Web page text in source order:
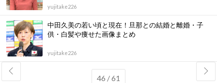
yujitake226
中田久美の若い頃と現在！旦那との結婚と離婚・子
供・白髪や痩せた画像まとめ
yujitake226
46 / 61